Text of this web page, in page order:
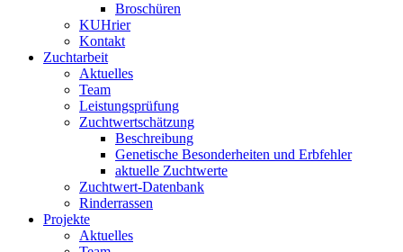
Broschüren
KUHrier
Kontakt
Zuchtarbeit
Aktuelles
Team
Leistungsprüfung
Zuchtwertschätzung
Beschreibung
Genetische Besonderheiten und Erbfehler
aktuelle Zuchtwerte
Zuchtwert-Datenbank
Rinderrassen
Projekte
Aktuelles